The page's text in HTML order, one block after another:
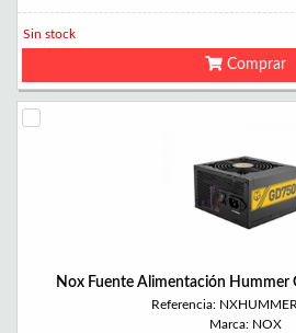
Sin stock
Comprar
Nox Fuente Alimentación Hummer
Referencia:
Marca: NOX